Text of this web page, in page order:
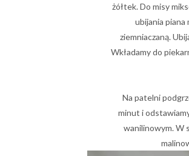
żółtek. Do misy
ubijania piana
ziemniaczaną.
Wkładamy do
Na patelni
minut i
wanilinowym. W